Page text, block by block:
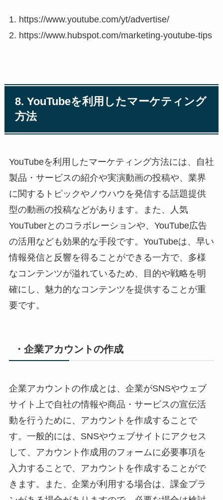
1. https://www.youtube.com/yt/advertise/
2. https://www.hubspot.com/marketing-youtube-tips
8. YouTubeを利用したマーケティング
方法
YouTubeを利用したマーケティング方法には、自社
製品・サービスの紹介や実演動画の投稿や、業界
に関するトピックやノウハウを発信する話題提供
型の動画の投稿などがあります。また、人気
YouTuberとのコラボレーションや、YouTube広告
の活用なども効果的な手段です。YouTubeは、早い
情報発信と反響を得ることができる一方で、多様
なコンテンツが溢れているため、目的や戦略を明
確にし、魅力的なコンテンツを提供することが重
要です。
・企業アカウントの作成
企業アカウントの作成とは、企業がSNSやウェブ
サイト上で自社の情報や商品・サービスの宣伝活
動を行うために、アカウントを作成することで
す。一般的には、SNSやウェブサイトにアクセス
して、アカウント作成用のフォームに必要事項を
入力することで、アカウントを作成することがで
きます。また、企業が利用する場合は、課金プラ